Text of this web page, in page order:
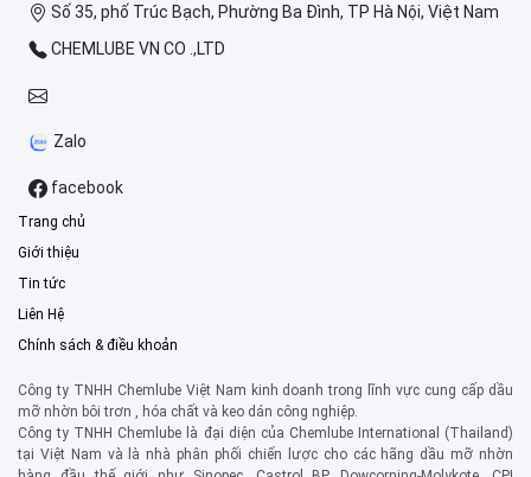
Số 35, phố Trúc Bạch, Phường Ba Đình, TP Hà Nội, Việt Nam
CHEMLUBE VN CO .,LTD
Zalo
facebook
Trang chủ
Giới thiệu
Tin tức
Liên Hệ
Chính sách & điều khoản
Công ty TNHH Chemlube Việt Nam kinh doanh trong lĩnh vực cung cấp dầu
mỡ nhờn bôi trơn , hóa chất và keo dán công nghiệp.
Công ty TNHH Chemlube là đại diện của Chemlube International (Thailand)
tại Việt Nam và là nhà phân phối chiến lược cho các hãng dầu mỡ nhờn